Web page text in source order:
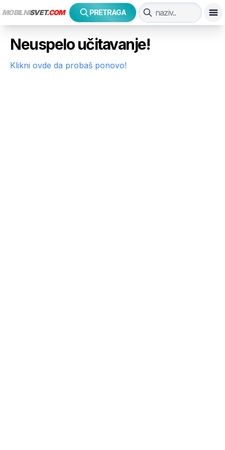
MOBILNISVET.COM PRETRAGA
Neuspelo učitavanje!
Klikni ovde da probaš ponovo!